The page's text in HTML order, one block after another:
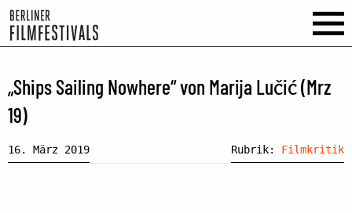
„Ships Sailing Nowhere“ von Marija Lučić (Mrz
19)
16. März 2019 Rubrik: Filmkritik